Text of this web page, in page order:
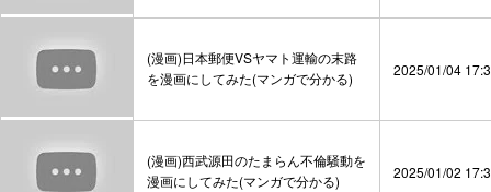
(漫画)日本郵便VSヤマト運輸の末路
を漫画にしてみた(マンガで分かる)
2025/01/04
(漫画)西武源田のたまらん不倫騒動を
漫画にしてみた(マンガで分かる)
2025/01/02